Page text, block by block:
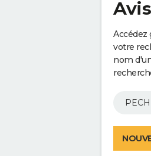
Accédez
votre
nom